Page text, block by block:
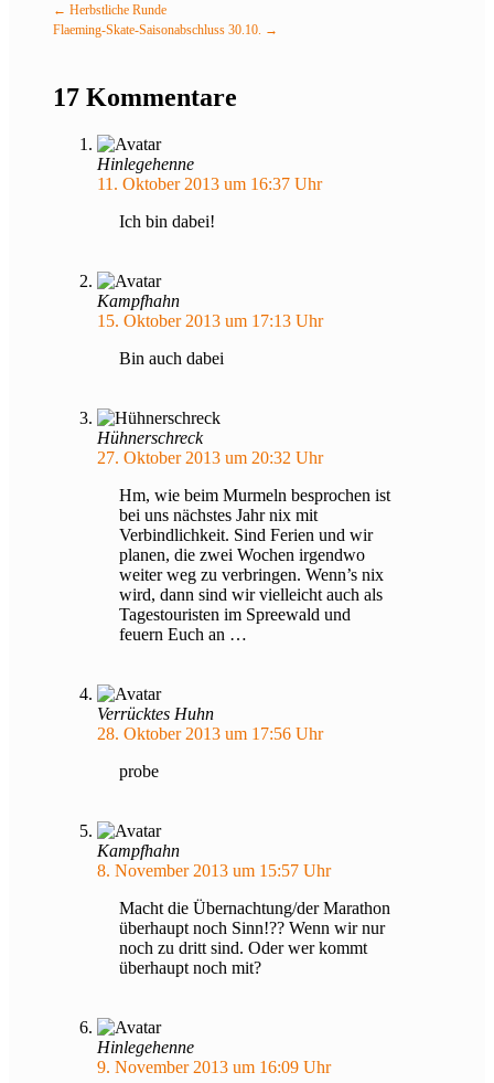
← Herbstliche Runde
Flaeming-Skate-Saisonabschluss 30.10. →
17 Kommentare
Hinlegehenne
11. Oktober 2013 um 16:37 Uhr
Ich bin dabei!
Kampfhahn
15. Oktober 2013 um 17:13 Uhr
Bin auch dabei
Hühnerschreck
27. Oktober 2013 um 20:32 Uhr
Hm, wie beim Murmeln besprochen ist
bei uns nächstes Jahr nix mit
Verbindlichkeit. Sind Ferien und wir
planen, die zwei Wochen irgendwo
weiter weg zu verbringen. Wenn’s nix
wird, dann sind wir vielleicht auch als
Tagestouristen im Spreewald und
feuern Euch an …
Verrücktes Huhn
28. Oktober 2013 um 17:56 Uhr
probe
Kampfhahn
8. November 2013 um 15:57 Uhr
Macht die Übernachtung/der Marathon
überhaupt noch Sinn!?? Wenn wir nur
noch zu dritt sind. Oder wer kommt
überhaupt noch mit?
Hinlegehenne
9. November 2013 um 16:09 Uhr